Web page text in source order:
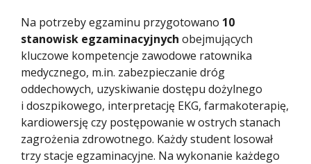
Na potrzeby egzaminu przygotowano 10
stanowisk egzaminacyjnych obejmujących
kluczowe kompetencje zawodowe ratownika
medycznego, m.in. zabezpieczanie dróg
oddechowych, uzyskiwanie dostępu dożylnego
i doszpikowego, interpretację EKG, farmakoterapię,
kardiowersję czy postępowanie w ostrych stanach
zagrożenia zdrowotnego. Każdy student losował
trzy stacje egzaminacyjne. Na wykonanie każdego